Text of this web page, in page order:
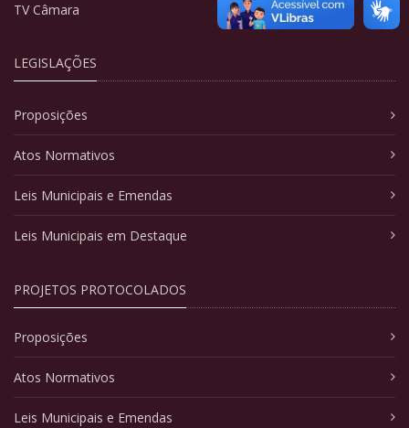
TV Câmara
LEGISLAÇÕES
Proposições
Atos Normativos
Leis Municipais e Emendas
Leis Municipais em Destaque
PROJETOS PROTOCOLADOS
Proposições
Atos Normativos
Leis Municipais e Emendas